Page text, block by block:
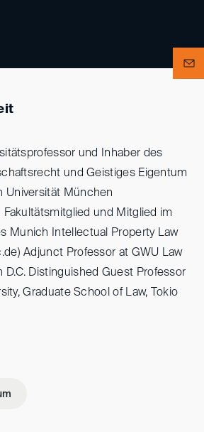
und Inhaber des
und Geistiges Eigentum
Universität München
Fakultätsmitglied und Mitglied im
Munich Intellectual Property Law
Adjunct Professor at GWU Law
D.C. Distinguished Guest Professor
Graduate School of Law, Tokio